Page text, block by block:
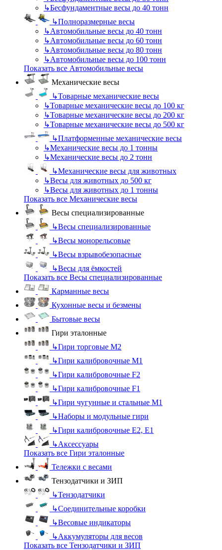
↳Бесфундаментные весы до 40 тонн
↳Полноразмерные весы
↳Автомобильные весы до 40 тонн
↳Автомобильные весы до 60 тонн
↳Автомобильные весы до 80 тонн
↳Автомобильные весы до 100 тонн
Показать все Автомобильные весы
Механические весы
↳Товарные механические весы
↳Товарные механические весы до 100 кг
↳Товарные механические весы до 200 кг
↳Товарные механические весы до 500 кг
↳Платформенные механические весы
↳Механические весы до 1 тонны
↳Механические весы до 2 тонн
↳Механические весы для животных
↳Весы для животных до 500 кг
↳Весы для животных до 1 тонны
Показать все Механические весы
Весы специализированные
↳Весы специализированные
↳Весы монорельсовые
↳Весы взрывобезопасные
↳Весы для ёмкостей
Показать все Весы специализированные
Карманные весы
Кухонные весы и безмены
Бытовые весы
Гири эталонные
↳Гири торговые М2
↳Гири калибровочные М1
↳Гири калибровочные F2
↳Гири калибровочные F1
↳Гири чугунные и стальные М1
↳Наборы и модульные гири
↳Гири калибровочные E2, Е1
↳Аксессуары
Показать все Гири эталонные
Тележки с весами
Тензодатчики и ЗИП
↳Тензодатчики
↳Соединительные коробки
↳Весовые индикаторы
↳Аккумуляторы для весов
Показать все Тензодатчики и ЗИП